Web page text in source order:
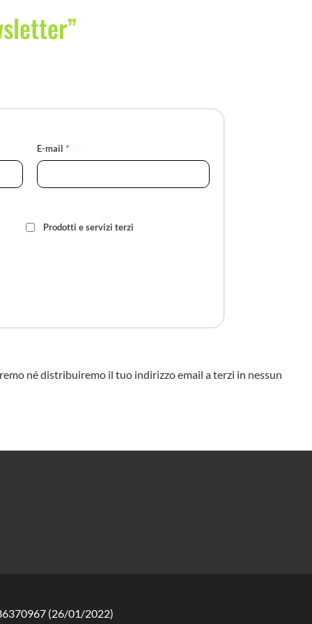
E-mail *
Prodotti e servizi terzi
né distribuiremo il tuo indirizzo email a terzi in nessun
(26/01/2022)